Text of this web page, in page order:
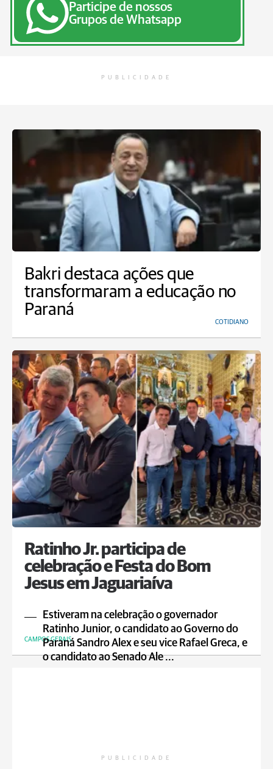
Participe de nossos
Grupos de Whatsapp
PUBLICIDADE
Bakri destaca ações que
transformaram a educação no
Paraná
COTIDIANO
Ratinho Jr. participa de
celebração e Festa do Bom
Jesus em Jaguariaíva
Estiveram na celebração o governador
Ratinho Junior, o candidato ao Governo do
Paraná Sandro Alex e seu vice Rafael Greca, e
o candidato ao Senado Ale ...
CAMPOS GERAIS
PUBLICIDADE